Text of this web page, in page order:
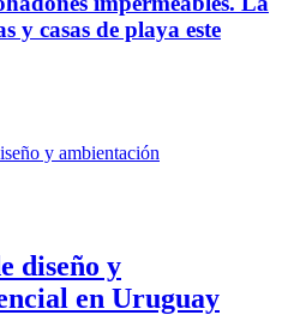
y casas de playa este
diseño y
en Uruguay